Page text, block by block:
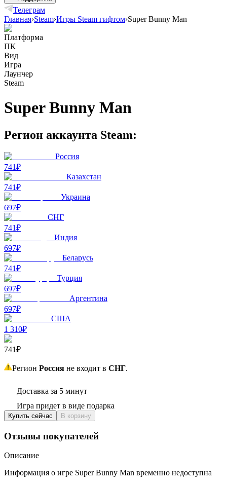
Телеграм
Главная›Steam›Игры Steam гифтом›Super Bunny Man
Платформа
ПК
Вид
Игра
Лаунчер
Steam
Super Bunny Man
Регион аккаунта Steam:
Россия
741₽
Казахстан
741₽
Украина
697₽
СНГ
741₽
Индия
697₽
Беларусь
741₽
Турция
697₽
Аргентина
697₽
США
1 310₽
741₽
Регион Россия не входит в СНГ.
Доставка за 5 минут
Игра придет в виде подарка
Купить сейчас В корзину
Отзывы покупателей
Описание
Информация о игре Super Bunny Man временно недоступна